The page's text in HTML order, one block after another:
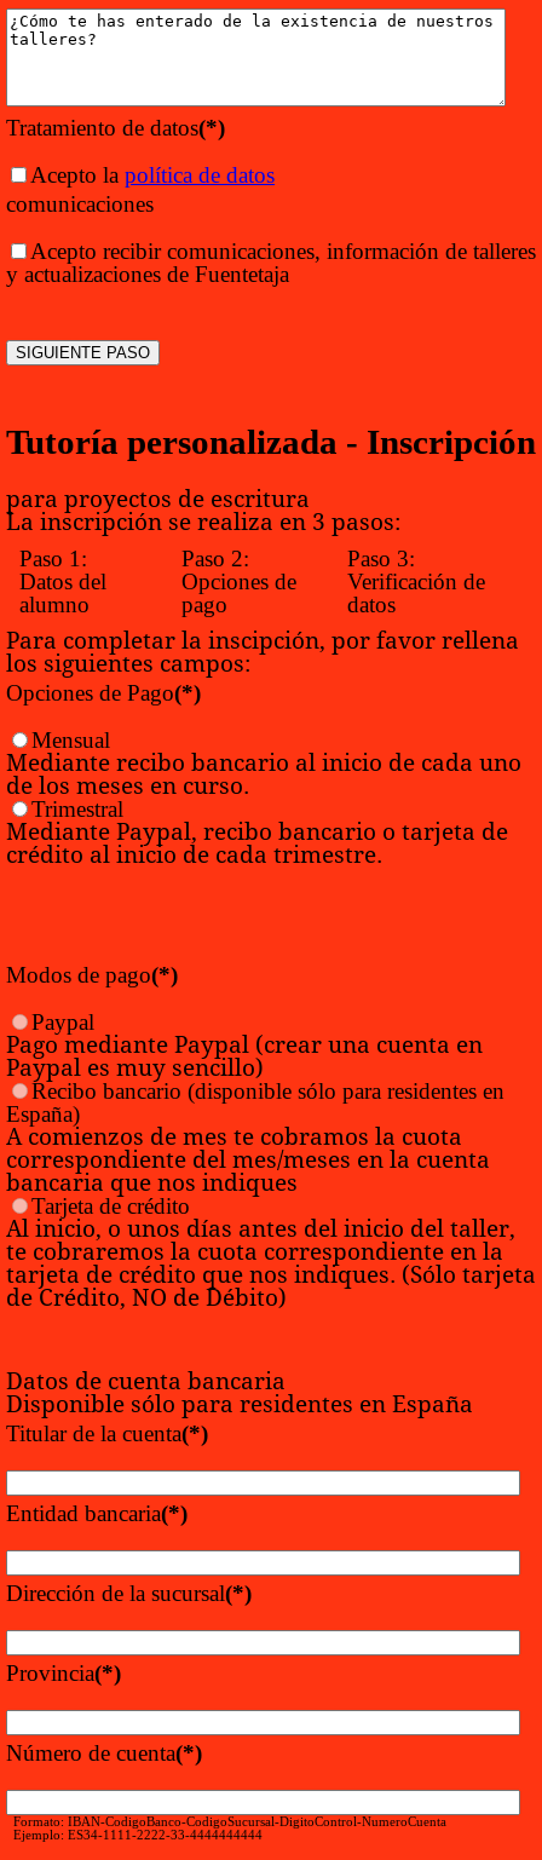
Tratamiento de datos(*)
Acepto la política de datos
comunicaciones
Acepto recibir comunicaciones, información de talleres
y actualizaciones de Fuentetaja
Tutoría personalizada - Inscripción
para proyectos de escritura
La inscripción se realiza en 3 pasos:
Paso 1:
Datos del
alumno
Paso 2:
Opciones de
pago
Paso 3:
Verificación de
datos
Para completar la inscipción, por favor rellena
los siguientes campos:
Opciones de Pago(*)
Mensual
Mediante recibo bancario al inicio de cada uno
de los meses en curso.
Trimestral
Mediante Paypal, recibo bancario o tarjeta de
crédito al inicio de cada trimestre.
Modos de pago(*)
Paypal
Pago mediante Paypal (crear una cuenta en
Paypal es muy sencillo)
Recibo bancario (disponible sólo para residentes en
España)
A comienzos de mes te cobramos la cuota
correspondiente del mes/meses en la cuenta
bancaria que nos indiques
Tarjeta de crédito
Al inicio, o unos días antes del inicio del taller,
te cobraremos la cuota correspondiente en la
tarjeta de crédito que nos indiques. (Sólo tarjeta
de Crédito, NO de Débito)
Datos de cuenta bancaria
Disponible sólo para residentes en España
Titular de la cuenta(*)
Entidad bancaria(*)
Dirección de la sucursal(*)
Provincia(*)
Número de cuenta(*)
Formato: IBAN-CodigoBanco-CodigoSucursal-DigitoControl-NumeroCuenta
Ejemplo: ES34-1111-2222-33-4444444444